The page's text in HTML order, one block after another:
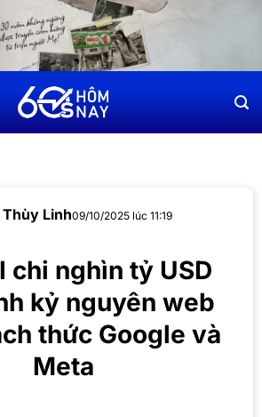
Linh09/10/2025 lúc 11:19
chi nghìn tỷ USD
kỷ nguyên web
thức Google và
Meta